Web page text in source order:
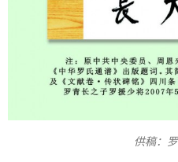
供稿：